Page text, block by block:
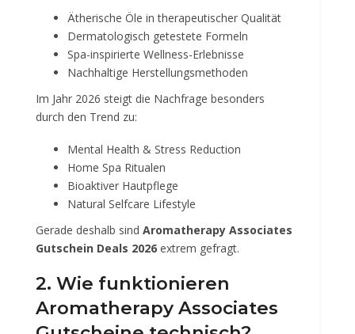
Ätherische Öle in therapeutischer Qualität
Dermatologisch getestete Formeln
Spa-inspirierte Wellness-Erlebnisse
Nachhaltige Herstellungsmethoden
Im Jahr 2026 steigt die Nachfrage besonders
durch den Trend zu:
Mental Health & Stress Reduction
Home Spa Ritualen
Bioaktiver Hautpflege
Natural Selfcare Lifestyle
Gerade deshalb sind Aromatherapy Associates
Gutschein Deals 2026 extrem gefragt.
2. Wie funktionieren
Aromatherapy Associates